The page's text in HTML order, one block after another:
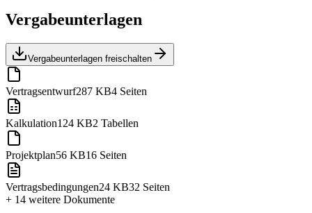
Vergabeunterlagen
Vergabeunterlagen freischalten
Vertragsentwurf287 KB4 Seiten
Kalkulation124 KB2 Tabellen
Projektplan56 KB16 Seiten
Vertragsbedingungen24 KB32 Seiten
+ 14 weitere Dokumente